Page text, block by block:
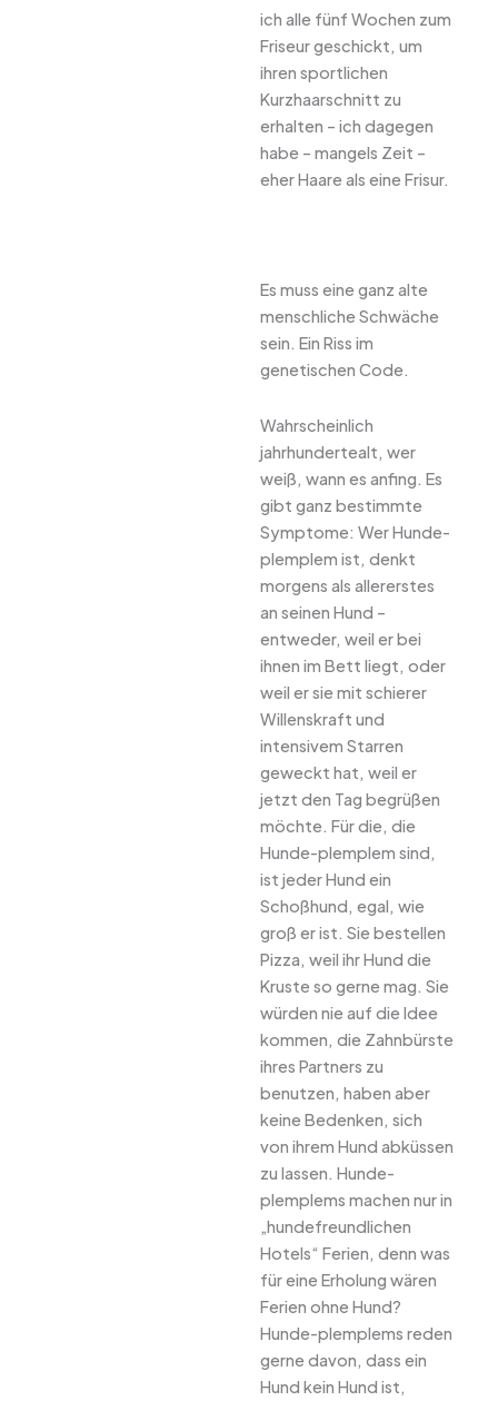
ich alle fünf Wochen zum
Friseur geschickt, um
ihren sportlichen
Kurzhaarschnitt zu
erhalten – ich dagegen
habe – mangels Zeit –
eher Haare als eine Frisur.
Es muss eine ganz alte
menschliche Schwäche
sein. Ein Riss im
genetischen Code.
Wahrscheinlich
jahrhundertealt, wer
weiß, wann es anfing. Es
gibt ganz bestimmte
Symptome: Wer Hunde-
plemplem ist, denkt
morgens als allererstes
an seinen Hund –
entweder, weil er bei
ihnen im Bett liegt, oder
weil er sie mit schierer
Willenskraft und
intensivem Starren
geweckt hat, weil er
jetzt den Tag begrüßen
möchte. Für die, die
Hunde-plemplem sind,
ist jeder Hund ein
Schoßhund, egal, wie
groß er ist. Sie bestellen
Pizza, weil ihr Hund die
Kruste so gerne mag. Sie
würden nie auf die Idee
kommen, die Zahnbürste
ihres Partners zu
benutzen, haben aber
keine Bedenken, sich
von ihrem Hund abküssen
zu lassen. Hunde-
plemplems machen nur in
„hundefreundlichen
Hotels“ Ferien, denn was
für eine Erholung wären
Ferien ohne Hund?
Hunde-plemplems reden
gerne davon, dass ein
Hund kein Hund ist,